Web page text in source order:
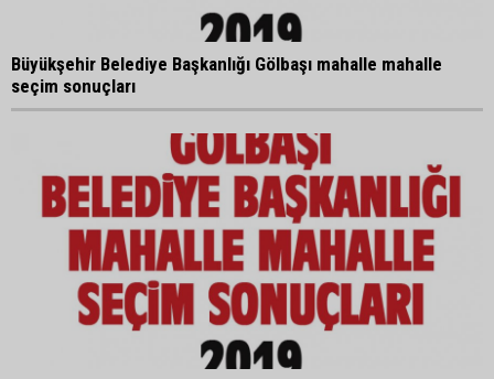
Büyükşehir Belediye Başkanlığı Gölbaşı mahalle mahalle
seçim sonuçları